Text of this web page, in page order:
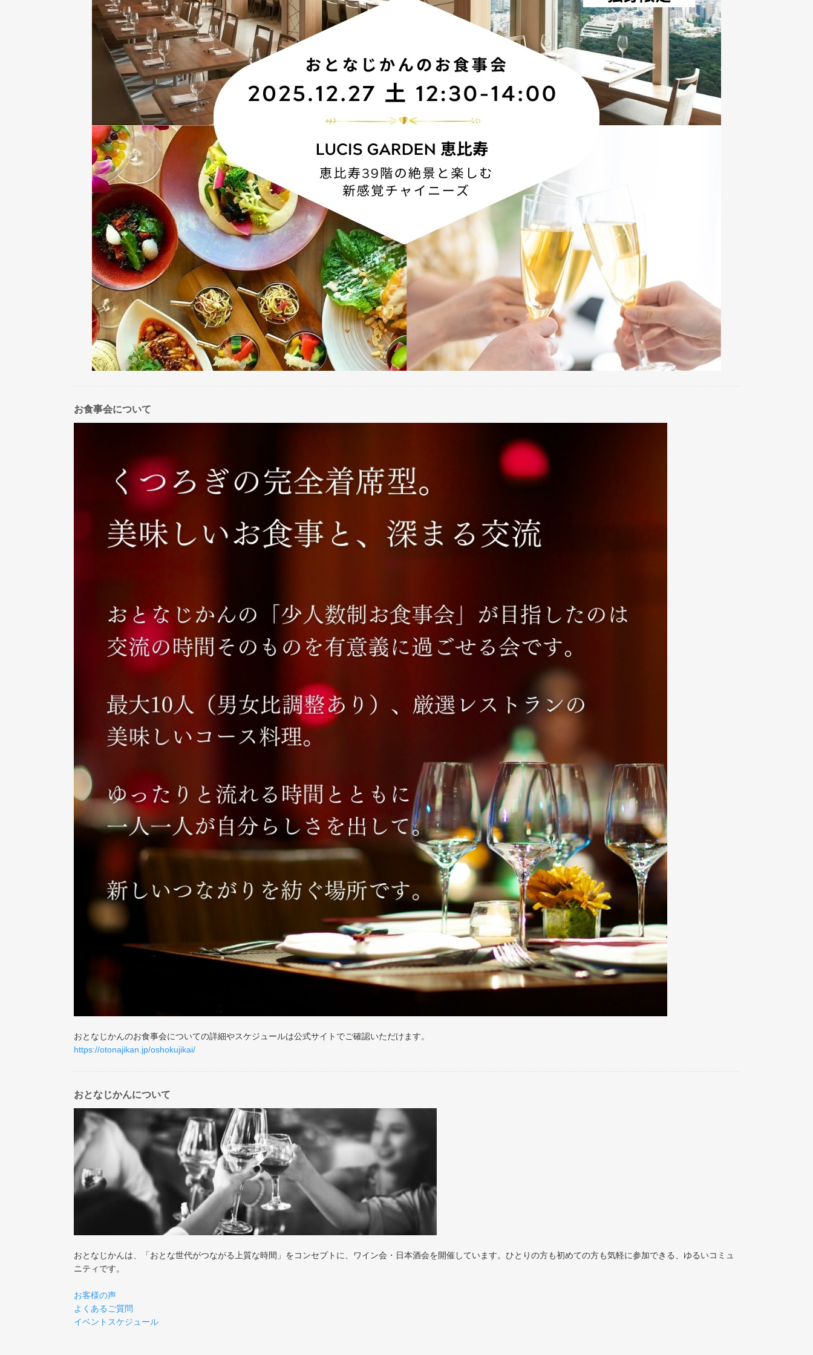
お食事会について
おとなじかんのお食事会についての詳細やスケジュールは公式サイトでご確認いただけます。
https://otonajikan.jp/oshokujikai/
おとなじかんについて
おとなじかんは、「おとな世代がつながる上質な時間」をコンセプトに、ワイン会・日本酒会を開催しています。ひとりの方も初めての方も気軽に参加できる、ゆるいコミュ
ニティです。
お客様の声
よくあるご質問
イベントスケジュール